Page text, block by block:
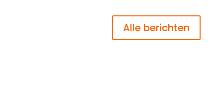
Alle berichten